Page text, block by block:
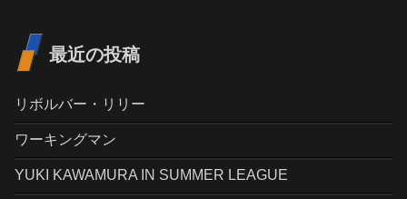
最近の投稿
リボルバー・リリー
ワーキングマン
YUKI KAWAMURA IN SUMMER LEAGUE